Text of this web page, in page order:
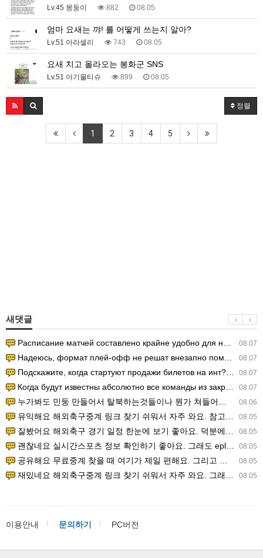
Lv.45 몽둥이 882 08.05
엄마 요새는 꺄! 를 어떻게 쓰는지 알아?
Lv.51 아라셀리 743 08.05
요새 치고 올라오는 봉화군 SNS
Lv.51 아기물티슈 899 08.05
정렬
1 2 3 4 5
새댓글
08.07
Расписание матчей составлено крайне удобно для нашего часово…
08.07
Надеюсь, формат плей-офф не решат внезапно поменять. https:/…
08.07
Подскажите, когда стартуют продажи билетов на инт? https://g…
08.07
Когда будут известны абсолютно все команды из закрытых квали…
08.06
누가봐도 민둥 만들어서 탈북하는것들이나 뭔가 쳐들어오는 낌새를 미리 알아차리기 위함이지 저걸 전쟁준비라고 하…
08.05
유익해요 해외축구중계 링크 찾기 쉬워서 자주 와요. 참고로 무료스포츠중계 정보 확인할 때 출처 꼭 체크해요.…
08.05
잘봤어요 해외축구 경기 일정 한눈에 보기 좋아요. 덕분에 epl중계 볼 때 공식 중계 채널 먼저 찾아봐요. …
08.05
괜찮네요 실시간스포츠 정보 확인하기 좋아요. 그래도 epl중계 볼 때 공식 중계 채널 먼저 찾아봐요. 북마크…
08.05
공유해요 무료중계 찾을 때 여기가 제일 편해요. 그리고 무료스포츠중계 정보 확인할 때 출처 꼭 체크해요. 앞…
08.05
재밌네요 해외축구중계 링크 찾기 쉬워서 자주 와요. 그래서 해외축구중계도 정식 서비스로 봐야 안전해요. 다음…
이용안내 문의하기 PC버전